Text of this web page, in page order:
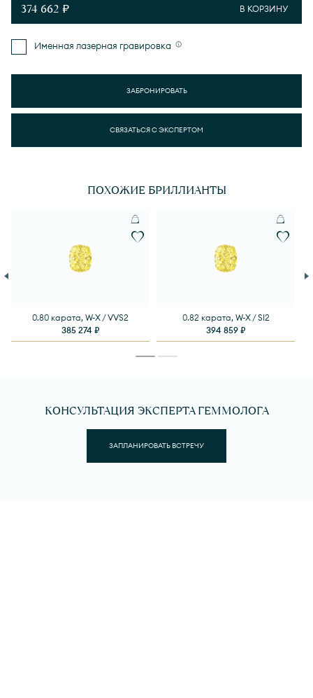
374 662 ₽ В КОРЗИНУ
Именная лазерная гравировка
ЗАБРОНИРОВАТЬ
СВЯЗАТЬСЯ С ЭКСПЕРТОМ
ПОХОЖИЕ БРИЛЛИАНТЫ
0.80 карата, W-X / VVS2
385 274 ₽
0.82 карата, W-X / SI2
394 859 ₽
КОНСУЛЬТАЦИЯ ЭКСПЕРТА ГЕММОЛОГА
ЗАПЛАНИРОВАТЬ ВСТРЕЧУ